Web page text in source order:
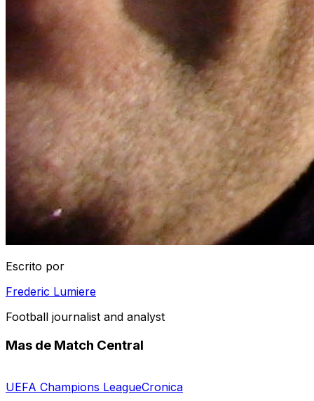
Escrito por
Frederic Lumiere
Football journalist and analyst
Mas de Match Central
UEFA Champions LeagueCronica